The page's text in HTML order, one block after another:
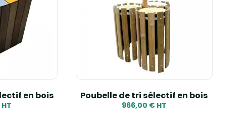
en bois Poubelle de tri sélectif en bois
966,00 € HT